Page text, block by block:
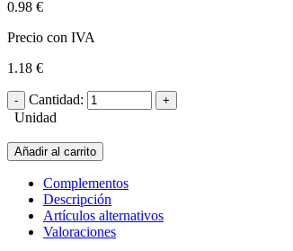
0.98 €
Precio con IVA
1.18 €
Cantidad:
Unidad
Añadir al carrito
Complementos
Descripción
Artículos alternativos
Valoraciones